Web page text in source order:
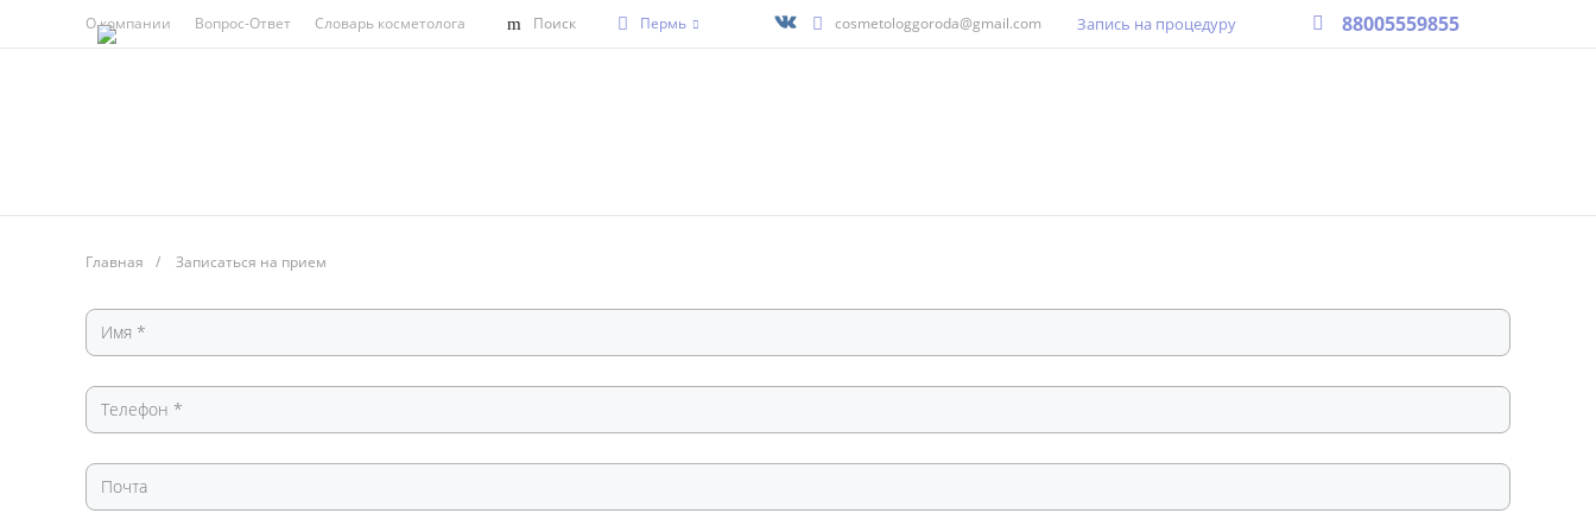
О компании Вопрос-Ответ Словарь косметолога Поиск Пермь cosmetologgoroda@gmail.com Запись на процедуру 88005559855
Главная / Записаться на прием